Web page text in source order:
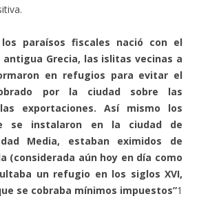
paraísos fiscales nació con el
antigua Grecia, las islitas vecinas a
en refugios para evitar el
por la ciudad sobre las
exportaciones. Así mismo los
se instalaron en la ciudad de
Media, estaban eximidos de
(considerada aún hoy en día como
un refugio en los siglos XVI,
se cobraba mínimos impuestos”1